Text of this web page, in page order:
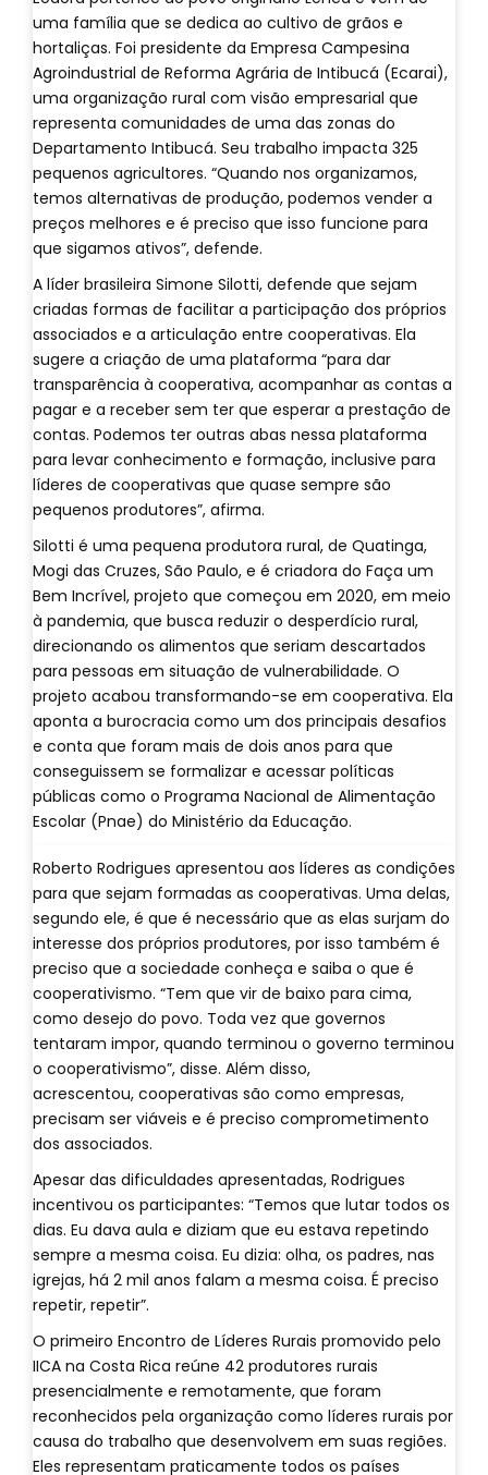
uma família que se dedica ao cultivo de grãos e
hortaliças. Foi presidente da Empresa Campesina
Agroindustrial de Reforma Agrária de Intibucá (Ecarai),
uma organização rural com visão empresarial que
representa comunidades de uma das zonas do
Departamento Intibucá. Seu trabalho impacta 325
pequenos agricultores. “Quando nos organizamos,
temos alternativas de produção, podemos vender a
preços melhores e é preciso que isso funcione para
que sigamos ativos”, defende.
A líder brasileira Simone Silotti, defende que sejam
criadas formas de facilitar a participação dos próprios
associados e a articulação entre cooperativas. Ela
sugere a criação de uma plataforma “para dar
transparência à cooperativa, acompanhar as contas a
pagar e a receber sem ter que esperar a prestação de
contas. Podemos ter outras abas nessa plataforma
para levar conhecimento e formação, inclusive para
líderes de cooperativas que quase sempre são
pequenos produtores”, afirma.
Silotti é uma pequena produtora rural, de Quatinga,
Mogi das Cruzes, São Paulo, e é criadora do Faça um
Bem Incrível, projeto que começou em 2020, em meio
à pandemia, que busca reduzir o desperdício rural,
direcionando os alimentos que seriam descartados
para pessoas em situação de vulnerabilidade. O
projeto acabou transformando-se em cooperativa. Ela
aponta a burocracia como um dos principais desafios
e conta que foram mais de dois anos para que
conseguissem se formalizar e acessar políticas
públicas como o Programa Nacional de Alimentação
Escolar (Pnae) do Ministério da Educação.
Roberto Rodrigues apresentou aos líderes as condições
para que sejam formadas as cooperativas. Uma delas,
segundo ele, é que é necessário que as elas surjam do
interesse dos próprios produtores, por isso também é
preciso que a sociedade conheça e saiba o que é
cooperativismo. “Tem que vir de baixo para cima,
como desejo do povo. Toda vez que governos
tentaram impor, quando terminou o governo terminou
o cooperativismo”, disse. Além disso,
acrescentou, cooperativas são como empresas,
precisam ser viáveis e é preciso comprometimento
dos associados.
Apesar das dificuldades apresentadas, Rodrigues
incentivou os participantes: “Temos que lutar todos os
dias. Eu dava aula e diziam que eu estava repetindo
sempre a mesma coisa. Eu dizia: olha, os padres, nas
igrejas, há 2 mil anos falam a mesma coisa. É preciso
repetir, repetir”.
O primeiro Encontro de Líderes Rurais promovido pelo
IICA na Costa Rica reúne 42 produtores rurais
presencialmente e remotamente, que foram
reconhecidos pela organização como líderes rurais por
causa do trabalho que desenvolvem em suas regiões.
Eles representam praticamente todos os países